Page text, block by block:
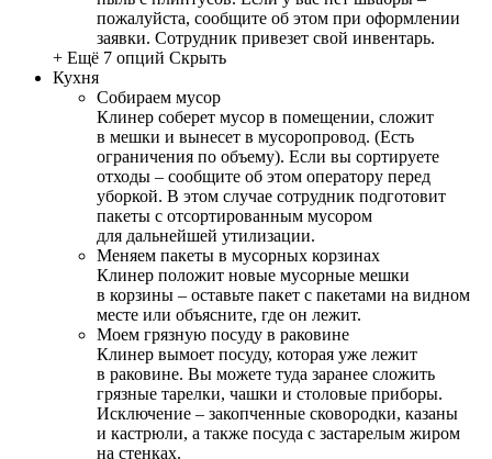
пожалуйста, сообщите об этом при оформлении
заявки. Сотрудник привезет свой инвентарь.
+ Ещё 7 опций Скрыть
Кухня
Собираем мусор
Клинер соберет мусор в помещении, сложит
в мешки и вынесет в мусоропровод. (Есть
ограничения по объему). Если вы сортируете
отходы – сообщите об этом оператору перед
уборкой. В этом случае сотрудник подготовит
пакеты с отсортированным мусором
для дальнейшей утилизации.
Меняем пакеты в мусорных корзинах
Клинер положит новые мусорные мешки
в корзины – оставьте пакет с пакетами на видном
месте или объясните, где он лежит.
Моем грязную посуду в раковине
Клинер вымоет посуду, которая уже лежит
в раковине. Вы можете туда заранее сложить
грязные тарелки, чашки и столовые приборы.
Исключение – закопченные сковородки, казаны
и кастрюли, а также посуда с застарелым жиром
на стенках.